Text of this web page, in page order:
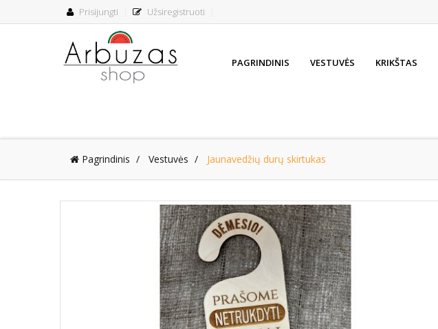
Prisijungti Užsiregistruoti
PAGRINDINIS VESTUVĖS KRIKŠTAS
Pagrindinis Vestuvės Jaunavedžių durų skirtukas